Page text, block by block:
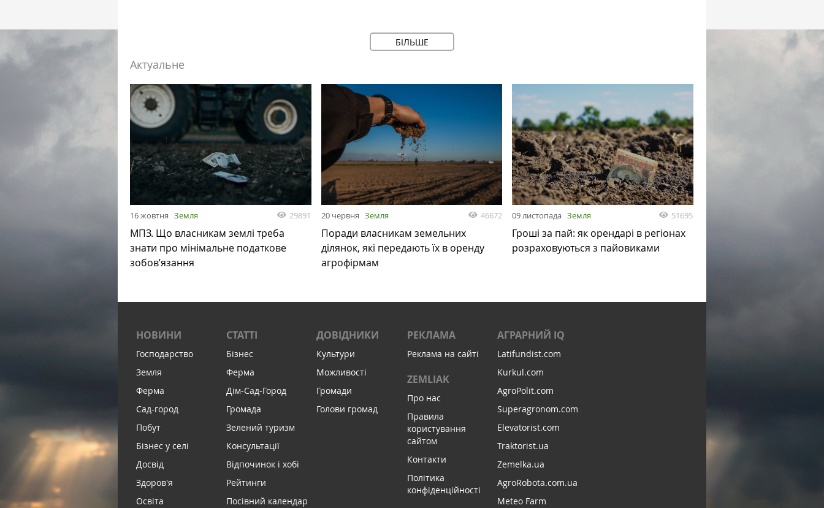
БІЛЬШЕ
Актуальне
16 жовтня Земля 29891
МПЗ. Що власникам землі треба
знати про мінімальне податкове
зобов’язання
20 червня Земля 46672
Поради власникам земельних
ділянок, які передають їх в оренду
агрофірмам
09 листопада Земля 51695
Гроші за пай: як орендарі в регіонах
розраховуються з пайовиками
НОВИНИ
Господарство
Земля
Ферма
Сад-город
Побут
Бізнес у селі
Досвід
Здоров'я
Освіта
СТАТТІ
Бізнес
Ферма
Дім-Сад-Город
Громада
Зелений туризм
Консультації
Відпочинок і хобі
Рейтинги
Посівний календар
ДОВІДНИКИ
Культури
Можливості
Громади
Голови громад
РЕКЛАМА
Реклама на сайті
ZEMLIAK
Про нас
Правила
користування
сайтом
Контакти
Політика
конфіденційності
АГРАРНИЙ IQ
Latifundist.com
Kurkul.com
AgroPolit.com
Superagronom.com
Elevatorist.com
Traktorist.ua
Zemelka.ua
AgroRobota.com.ua
Meteo Farm